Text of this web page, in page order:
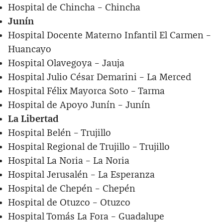
Hospital de Chincha – Chincha
Junín
Hospital Docente Materno Infantil El Carmen –
Huancayo
Hospital Olavegoya – Jauja
Hospital Julio César Demarini – La Merced
Hospital Félix Mayorca Soto – Tarma
Hospital de Apoyo Junín – Junín
La Libertad
Hospital Belén – Trujillo
Hospital Regional de Trujillo – Trujillo
Hospital La Noria – La Noria
Hospital Jerusalén – La Esperanza
Hospital de Chepén – Chepén
Hospital de Otuzco – Otuzco
Hospital Tomás La Fora – Guadalupe